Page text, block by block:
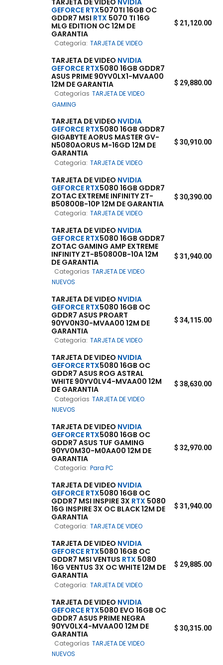
GEFORCE RTX5070TI 16GB OC
GDDR7 MSI RTX 5070 TI 16G
MLG EDITION OC 12M DE
GARANTIA
Categoría: TARJETA DE VIDEO
$ 21,120.00
TARJETA DE VIDEO NVIDIA
GEFORCE RTX5080 16GB GDDR7
ASUS PRIME 90YV0LX1-MVAA00
12M DE GARANTIA
Categorías TARJETA DE VIDEO
GAMING
$ 29,880.00
TARJETA DE VIDEO NVIDIA
GEFORCE RTX5080 16GB GDDR7
GIGABYTE AORUS MASTER GV-
N5080AORUS M-16GD 12M DE
GARANTIA
Categoría: TARJETA DE VIDEO
$ 30,910.00
TARJETA DE VIDEO NVIDIA
GEFORCE RTX5080 16GB GDDR7
ZOTAC EXTREME INFINITY ZT-
B50800B-10P 12M DE GARANTIA
Categoría: TARJETA DE VIDEO
$ 30,390.00
TARJETA DE VIDEO NVIDIA
GEFORCE RTX5080 16GB GDDR7
ZOTAC GAMING AMP EXTREME
INFINITY ZT-B50800B-10A 12M
DE GARANTIA
Categorías TARJETA DE VIDEO
NUEVOS
$ 31,940.00
TARJETA DE VIDEO NVIDIA
GEFORCE RTX5080 16GB OC
GDDR7 ASUS PROART
90YV0N30-MVAA00 12M DE
GARANTIA
Categoría: TARJETA DE VIDEO
$ 34,115.00
TARJETA DE VIDEO NVIDIA
GEFORCE RTX5080 16GB OC
GDDR7 ASUS ROG ASTRAL
WHITE 90YV0LV4-MVAA00 12M
DE GARANTIA
Categorías TARJETA DE VIDEO
NUEVOS
$ 38,630.00
TARJETA DE VIDEO NVIDIA
GEFORCE RTX5080 16GB OC
GDDR7 ASUS TUF GAMING
90YV0M30-M0AA00 12M DE
GARANTIA
Categoría: Para PC
$ 32,970.00
TARJETA DE VIDEO NVIDIA
GEFORCE RTX5080 16GB OC
GDDR7 MSI INSPIRE 3X RTX 5080
16G INSPIRE 3X OC BLACK 12M DE
GARANTIA
Categoría: TARJETA DE VIDEO
$ 31,940.00
TARJETA DE VIDEO NVIDIA
GEFORCE RTX5080 16GB OC
GDDR7 MSI VENTUS RTX 5080
16G VENTUS 3X OC WHITE 12M DE
GARANTIA
Categoría: TARJETA DE VIDEO
$ 29,885.00
TARJETA DE VIDEO NVIDIA
GEFORCE RTX5080 EVO 16GB OC
GDDR7 ASUS PRIME NEGRA
90YV0LX4-MVAA00 12M DE
GARANTIA
Categorías TARJETA DE VIDEO
NUEVOS
$ 30,315.00